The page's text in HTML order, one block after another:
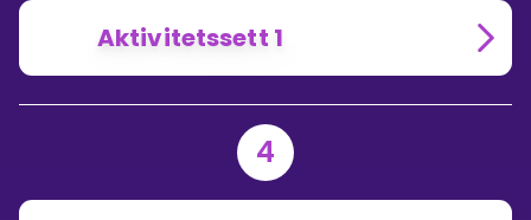
Aktivitetssett 1
4